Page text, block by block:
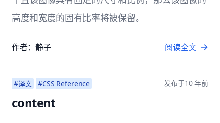
高度和宽度的固有比率将被保留。
作者：静子 阅读全文
#译文 #CSS Reference 发布于10 年前
content